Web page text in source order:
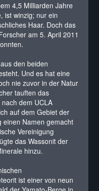
4,5 Milliarden Jahre
ist winzig; nur ein
Haar. Doch das
am 5. April 2011
den beiden
Und es hat eine
nie zuvor in der Natur
tauften das
dem UCLA
auf dem Gebiet der
einen Namen gemacht
Vereinigung
das Wassonit der
hinzu.
ist einer von neun